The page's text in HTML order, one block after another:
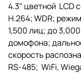
4.3" цветной LCD
H.264; WDR;
1,500 лиц; до
домофона;
скорость
RS-485; WiFi,